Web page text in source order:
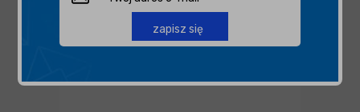
zapisz się